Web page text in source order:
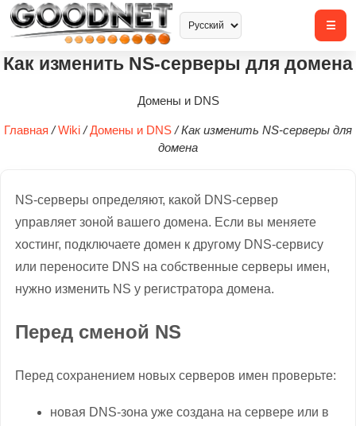
Как изменить NS-серверы для домена
Домены и DNS
Главная / Wiki / Домены и DNS / Как изменить NS-серверы для
домена
NS-серверы определяют, какой DNS-сервер
управляет зоной вашего домена. Если вы меняете
хостинг, подключаете домен к другому DNS-сервису
или переносите DNS на собственные серверы имен,
нужно изменить NS у регистратора домена.
Перед сменой NS
Перед сохранением новых серверов имен проверьте:
новая DNS-зона уже создана на сервере или в